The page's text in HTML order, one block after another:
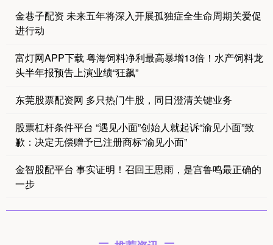
金巷子配资 未来五年将深入开展孤独症全生命周期关爱促
进行动
富灯网APP下载 粤海饲料净利最高暴增13倍！水产饲料龙
头半年报预告上演业绩“狂飙”
东莞股票配资网 多只热门牛股，同日澄清关键业务
股票杠杆条件平台 “遇见小面”创始人就起诉“渝见小面”致
歉：决定无偿赠予已注册商标“渝见小面”
金智股配平台 事实证明！召回王思雨，是宫鲁鸣最正确的
一步